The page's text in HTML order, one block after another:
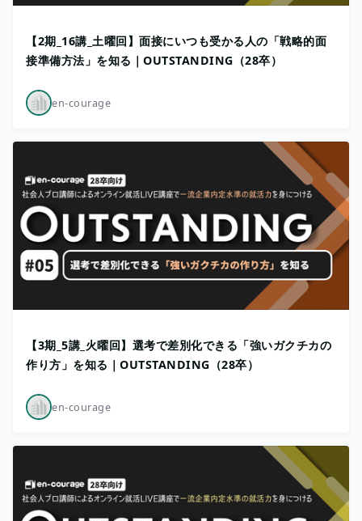
【2期_16講_土曜回】面接にいつも受かる人の「戦略的面
接準備方法」を知る｜OUTSTANDING（28卒）
en-courage
【3期_5講_火曜回】選考で差別化できる「強いガクチカの
作り方」を知る｜OUTSTANDING（28卒）
en-courage